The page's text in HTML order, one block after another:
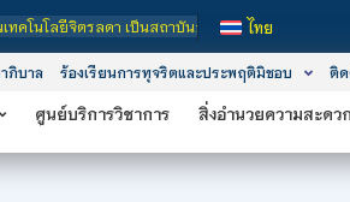
ป็นสถาบันอุดมศึกษาในกำกับของรัฐ เปิดหลักสูตรกา
ไทย
ภิบาล ร้องเรียนการทุจริตและประพฤติมิชอบ ติด
ศูนย์บริการวิชาการ สิ่งอำนวยความสะดว